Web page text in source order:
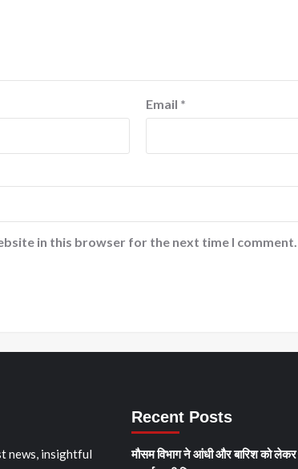
Email *
in this browser for the next time I comment.
news, insightful
Recent Posts
मौसम विभाग ने आंधी और बारिश को